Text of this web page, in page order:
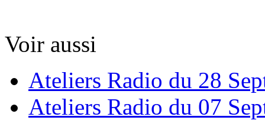
Voir aussi
Ateliers Radio du 28
Ateliers Radio du 07